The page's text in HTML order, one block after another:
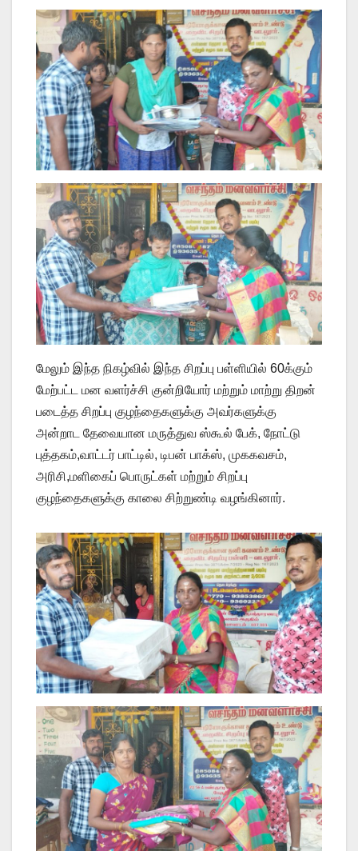
மேலும் இந்த நிகழ்வில் இந்த சிறப்பு பள்ளியில் 60க்கும்
மேற்பட்ட மன வளர்ச்சி குன்றியோர் மற்றும் மாற்று திறன்
படைத்த சிறப்பு குழந்தைகளுக்கு அவர்களுக்கு
அன்றாட தேவையான மருத்துவ ஸ்கூல் பேக், நோட்டு
புத்தகம்,வாட்டர் பாட்டில், டிபன் பாக்ஸ், முககவசம்,
அரிசி,மளிகைப் பொருட்கள் மற்றும் சிறப்பு
குழந்தைகளுக்கு காலை சிற்றுண்டி வழங்கினார்.